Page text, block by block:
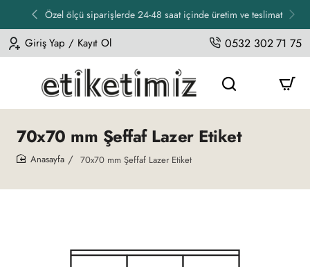
Özel ölçü siparişlerde 24-48 saat içinde üretim ve teslimat
Giriş Yap / Kayıt Ol 0532 302 71 75
70x70 mm Şeffaf Lazer Etiket
70x70 mm Şeffaf Lazer Etiket